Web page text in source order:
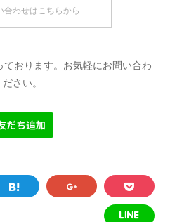
合わせはこちらから
おります。お気軽にお問い合わ
さい。